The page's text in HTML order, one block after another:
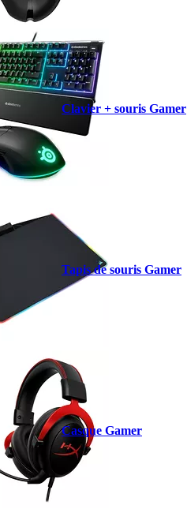
Clavier + souris Gamer
Tapis de souris Gamer
Casque Gamer